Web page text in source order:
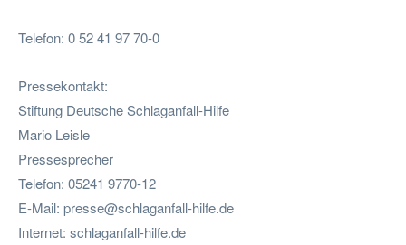
Telefon: 0 52 41 97 70-0
Pressekontakt:
Stiftung Deutsche Schlaganfall-Hilfe
Mario Leisle
Pressesprecher
Telefon: 05241 9770-12
E-Mail: presse@schlaganfall-hilfe.de
Internet: schlaganfall-hilfe.de